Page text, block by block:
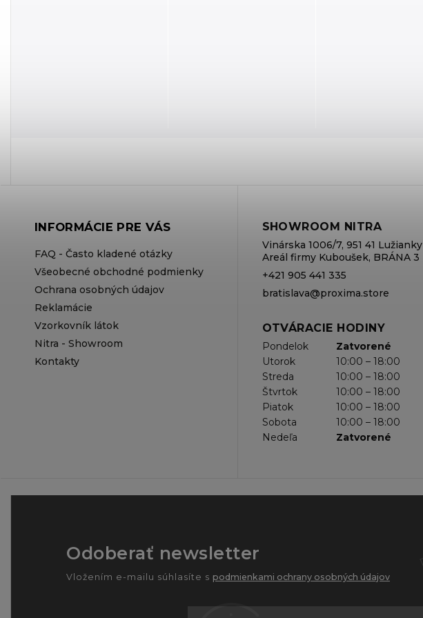
INFORMÁCIE PRE VÁS
FAQ - Často kladené otázky
Všeobecné obchodné podmienky
Ochrana osobných údajov
Reklamácie
Vzorkovník látok
Nitra - Showroom
Kontakty
SHOWROOM NITRA
Vinárska 1006/7, 951 41 Lužianky
Areál firmy Kuboušek, BRÁNA 3
+421 905 441 335
bratislava@proxima.store
OTVÁRACIE HODINY
Pondelok
Zatvorené
Utorok
10:00 – 18:00
Streda
10:00 – 18:00
Štvrtok
10:00 – 18:00
Piatok
10:00 – 18:00
Sobota
10:00 – 18:00
Nedeľa
Zatvorené
Odoberať newsletter
Vložením e-mailu súhlasíte s podmienkami ochrany osobných údajov